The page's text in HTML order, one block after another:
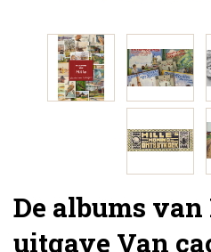
De albums
uitgave Van